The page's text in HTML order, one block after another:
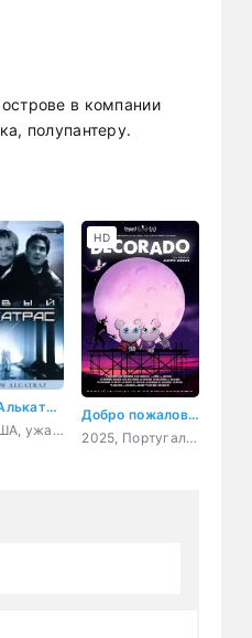
в компании
полупантеру.
Новый Алькатрас
2001, США, ужасы, фантастика, боевик, триллер
Добро пожаловать в Декорадо
2025, Португалия, Испания, мультфильм, ужасы, фэнтези, комедия
HD